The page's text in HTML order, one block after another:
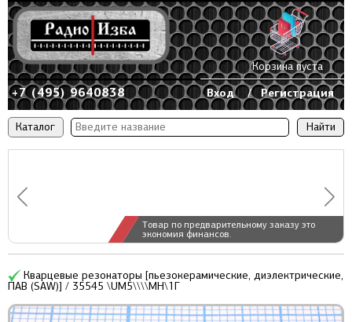
Каталог
Товар по предварительному заказу это
экономия финансов.
+7 (495) 9640838 Вход / Регистрация
Корзина пуста
Кварцевые резонаторы [пьезокерамические, диэлектрические,
ПАВ (SAW)] / 35545 \UM5\\\\МН\1Г